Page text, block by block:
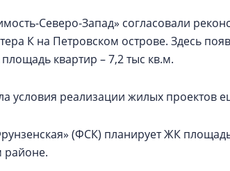
Северо-Запад» согласовали
К на Петровском острове. Здесь
квартир – 7,2 тыс кв.м.
условия реализации жилых проектов
(ФСК) планирует ЖК
районе.